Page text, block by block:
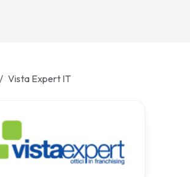
Vista Expert IT